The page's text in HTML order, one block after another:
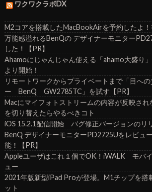
ワクワクラボDX
M2コアを搭載したMacBookAirを予約したよ！
万能感溢れるBenQの デザイナーモニター
した！【PR】
Ahamoにじゃんじゃん使える「ahamo大盛り
より開始！
リモートワークからプライベートまで「目へ
ー BenQ GW2785TC」を試す【PR】
Macにマイフォトストリームの内容が反映され
を切り替えたらやるべきコト
iOS 15.2.1配信開始 バグ修正バージョンのリ
BenQ デザイナーモニターPD2725Uをレビュ
能！【PR】
Appleユーザはこれ１個でOK！iWALK モバ
ュー
2021年版新型iPad Proが登場。M1チップを搭
ット